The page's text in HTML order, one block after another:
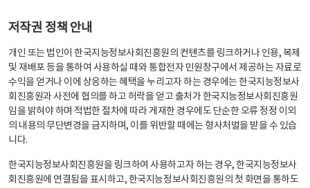
저작권 정책 안내
개인 또는 법인이 한국지능정보사회진흥원의 컨텐츠를 링크하거나 인용, 복제
및 재배포 등을 통하여 사용하실 때와 통합전자 민원창구에서 제공하는 자료로
수익을 얻거나 이에 상응하는 혜택을 누리고자 하는 경우에는 한국지능정보사
회진흥원과 사전에 협의를 하고 허락을 얻고 출처가 한국지능정보사회진흥원
임을 밝혀야 하며 적법한 절차에 따라 게재한 경우에도 단순한 오류 정정 이외
의 내용의 무단변경을 금지하며, 이를 위반할 때에는 형사처벌을 받을 수 있습
니다.
한국지능정보사회진흥원을 링크하여 사용하고자 하는 경우, 한국지능정보사
회진흥원에 연결됨을 표시하고, 한국지능정보사회진흥원의 첫 화면을 통하도